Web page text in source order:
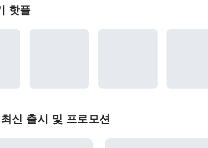
핫플
신 출시 및 프로모션